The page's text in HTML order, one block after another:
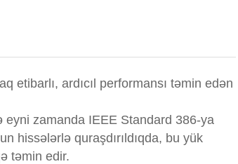
etibarlı, ardıcıl performansı təmin edən
zamanda IEEE Standard 386-ya
hissələrlə quraşdırıldıqda, bu yük
təmin edir.